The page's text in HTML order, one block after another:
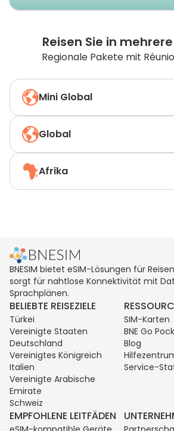
Reisen Sie in
Regionale Pakete mit
Mini Global
Global
Afrika
BNESIM bietet eSIM-Lösungen für
sorgt für nahtlose Konnektivität mit
Sprachplänen.
BELIEBTE REISEZIELE
Türkei
Vereinigte Staaten
Deutschland
Vereinigtes Königreich
Italien
Vereinigte Arabische
Emirate
Schweiz
SIM-Karten
BNE Go
Blog
Service-
EMPFOHLENE LEITFÄDEN